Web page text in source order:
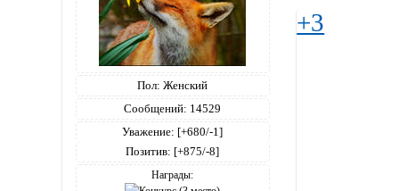
Пол: Женский
Сообщений: 14529
Уважение: [+680/-1]
Позитив: [+875/-8]
Награды:
+3